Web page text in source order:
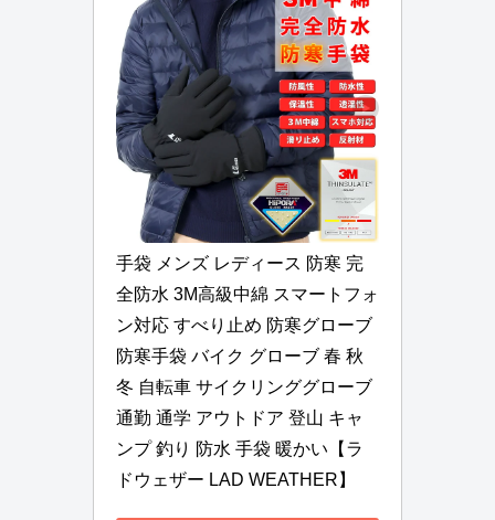
手袋 メンズ レディース 防寒 完
全防水 3M高級中綿 スマートフォ
ン対応 すべり止め 防寒グローブ
防寒手袋 バイク グローブ 春 秋
冬 自転車 サイクリンググローブ
通勤 通学 アウトドア 登山 キャ
ンプ 釣り 防水 手袋 暖かい【ラ
ドウェザー LAD WEATHER】